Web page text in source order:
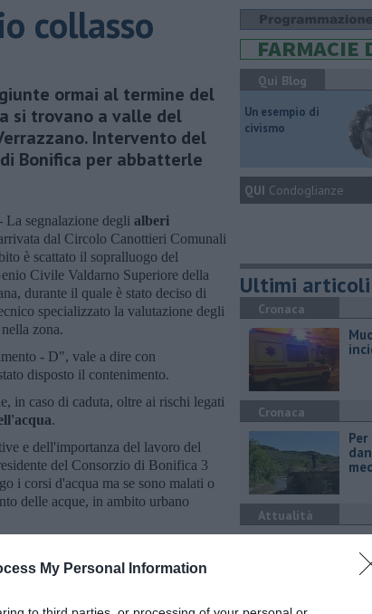
My Personal Information
collasso
ormai al termine del
si trovano a valle del
Intervento del
Bonifica per abbatterle
La segnalazione degli alberi
dal Circolo Canottieri Comunali
è scattato il sopralluogo del
Civile Valdarno Superiore della
durante il quale è stato deciso di
specializzato la valutazione degli
zona.
- D", vale a dire con
disposto il contenimento.
in caso di caduta, oltre ai rischi legati
.
e dell'importanza del lavoro del
del Consorzio di Bonifica 3
i corsi d'acqua ma se sono malati o
delle acque, in ambito urbano
Qui Blog
​Un esempio di
civismo
QUI Condoglianze
Ultimi articoli
Cronaca
Cronaca
Attualità